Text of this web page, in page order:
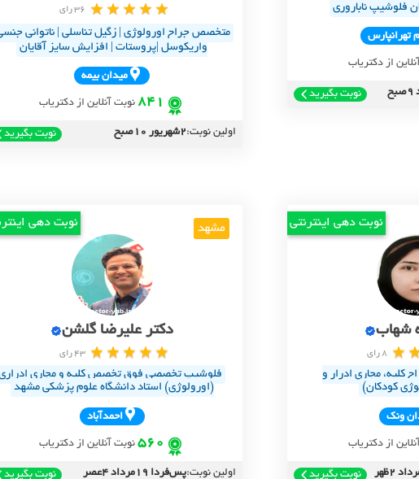
فلوشیپ ناباروری
تهرانپارس
از دکتریاب
نوبت بگیرید
36 رای
متخصص جراح اورولوژی | زگیل تناسلی | ناتوانی
واریکوسل |پروستات | افزایش سایز آقایان
ميدان بيمه
841 نوبت آنلاین از دکتریاب
اولین نوبت:2شهریور 10صبح نوبت بگیرید
نوبت دهی اینترنتی
شهاب
8 رای
مجاری ادرار و
کودکان)
ونک
از دکتریاب
نوبت بگیرید
مشهد نوبت دهی
دکتر علیرضا گلشن
43 رای
فلوشیپ تخصصی فوق تخصص کلیه و مجاری
(اورولوژی) استاد دانشگاه علوم پزشکی مشهد
احمدآباد
560 نوبت آنلاین از دکتریاب
اولین نوبت:پس‌فردا 19مرداد 4عصر نوبت بگیرید